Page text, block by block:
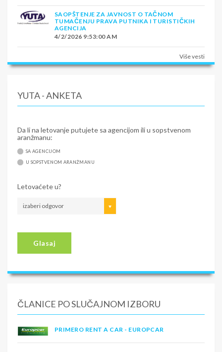
SAOPŠTENJE ZA JAVNOST O TAČNOM
TUMAČENJU PRAVA PUTNIKA I TURISTIČKIH
AGENCIJA
4/2/2026 9:53:00 AM
Više vesti
YUTA - ANKETA
Da li na letovanje putujete sa agencijom ili u sopstvenom
aranžmanu:
SA AGENCIJOM
U SOPSTVENOM ARANŽMANU
Letovaćete u?
izaberi odgovor
Glasaj
ČLANICE PO SLUČAJNOM IZBORU
PRIMERO RENT A CAR - EUROPCAR